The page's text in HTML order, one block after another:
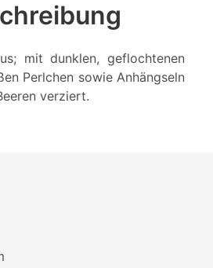
mit dunklen, geflochtenen
Perlchen sowie Anhängseln
verziert.